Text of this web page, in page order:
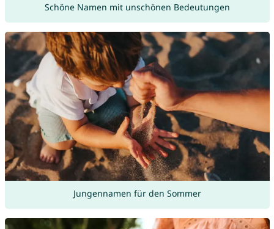
Schöne Namen mit unschönen Bedeutungen
Jungennamen für den Sommer